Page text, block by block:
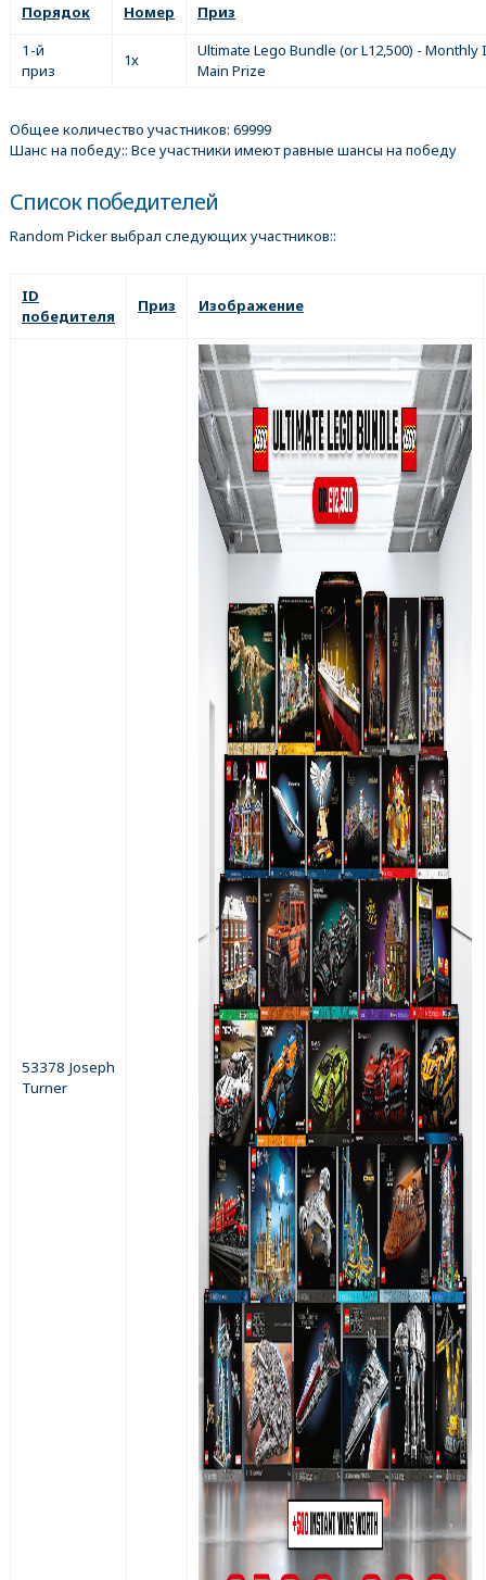
Порядок Номер
Приз
1-й
приз
1x
Ultimate Lego Bundle (or L12,500) - Monthly
Main Prize
Общее количество участников: 69999
Шанс на победу:: Все участники имеют равные шансы на победу
Список победителей
Random Picker выбрал следующих участников::
ID
победителя
Приз Изображение
53378 Joseph
Turner